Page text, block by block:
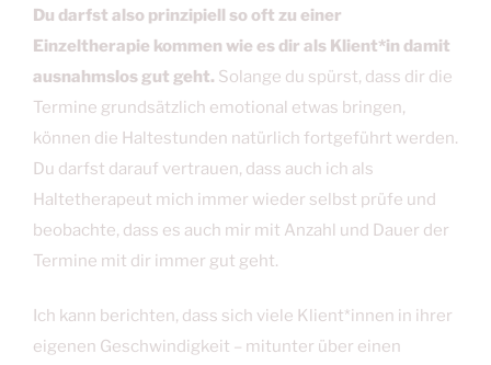
Du darfst also prinzipiell so oft zu einer
Einzeltherapie kommen wie es dir als Klient*in damit
ausnahmslos gut geht. Solange du spürst, dass dir die
Termine grundsätzlich emotional etwas bringen,
können die Haltestunden natürlich fortgeführt werden.
Du darfst darauf vertrauen, dass auch ich als
Haltetherapeut mich immer wieder selbst prüfe und
beobachte, dass es auch mir mit Anzahl und Dauer der
Termine mit dir immer gut geht.
Ich kann berichten, dass sich viele Klient*innen in ihrer
eigenen Geschwindigkeit – mitunter über einen